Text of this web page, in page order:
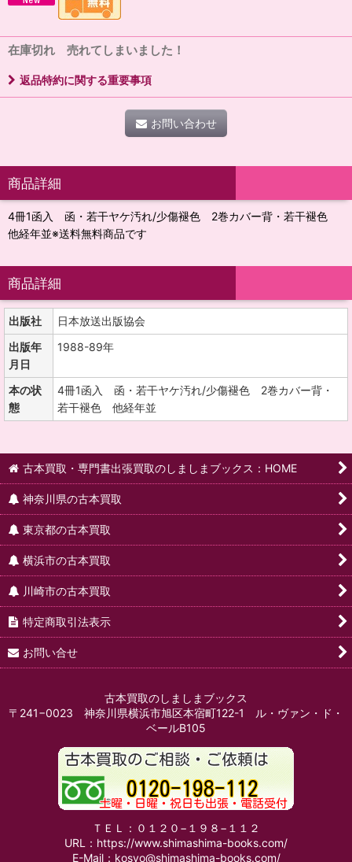
在庫切れ 売れてしまいました！
返品特約に関する重要事項
お問い合わせ
商品詳細
4冊1函入 函・若干ヤケ汚れ/少傷褪色 2巻カバー背・若干褪色
他経年並※送料無料商品です
商品詳細
出版社
日本放送出版協会
出版年
月日
1988-89年
本の状
態
4冊1函入 函・若干ヤケ汚れ/少傷褪色 2巻カバー背・
若干褪色 他経年並
古本買取・専門書出張買取のしましまブックス：HOME
神奈川県の古本買取
東京都の古本買取
横浜市の古本買取
川崎市の古本買取
特定商取引法表示
お問い合せ
古本買取のしましまブックス
〒241−0023 神奈川県横浜市旭区本宿町122-1 ル・ヴァン・ド・
ベールB105
ＴＥＬ：０１２０−１９８−１１２
URL：https://www.shimashima-books.com/
E-Mail：kosyo@shimashima-books.com/